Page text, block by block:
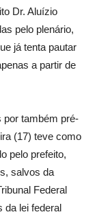
Dr. Aluízio
pelo plenário,
já tenta pautar
a partir de
por também pré-
(17) teve como
pelo prefeito,
salvos da
Federal
da lei federal